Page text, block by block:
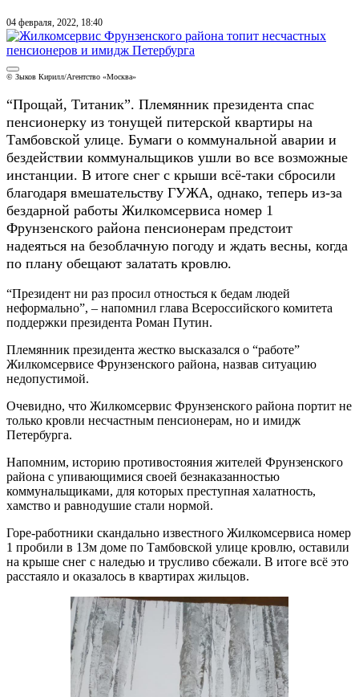
04 февраля, 2022, 18:40
© Зыков Кирилл/Агентство «Москва»
“Прощай, Титаник”. Племянник президента спас
пенсионерку из тонущей питерской квартиры на
Тамбовской улице. Бумаги о коммунальной аварии и
бездействии коммунальщиков ушли во все возможные
инстанции. В итоге снег с крыши всё-таки сбросили
благодаря вмешательству ГУЖА, однако, теперь из-за
бездарной работы Жилкомсервиса номер 1
Фрунзенского района пенсионерам предстоит
надеяться на безоблачную погоду и ждать весны, когда
по плану обещают залатать кровлю.
“Президент ни раз просил относться к бедам людей
неформально”, – напомнил глава Всероссийского комитета
поддержки президента Роман Путин.
Племянник президента жестко высказался о “работе”
Жилкомсервисе Фрунзенского района, назвав ситуацию
недопустимой.
Очевидно, что Жилкомсервис Фрунзенского района портит не
только кровли несчастным пенсионерам, но и имидж
Петербурга.
Напомним, историю противостояния жителей Фрунзенского
района с упивающимися своей безнаказанностью
коммунальщиками, для которых преступная халатность,
хамство и равнодушие стали нормой.
Горе-работники скандально известного Жилкомсервиса номер
1 пробили в 13м доме по Тамбовской улице кровлю, оставили
на крыше снег с наледью и трусливо сбежали. В итоге всё это
расстаяло и оказалось в квартирах жильцов.